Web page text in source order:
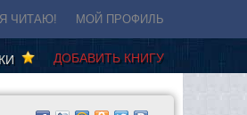
Я ЧИТАЮ! МОЙ ПРОФИЛЬ
ДОБАВИТЬ КНИГУ